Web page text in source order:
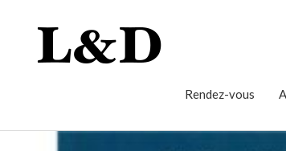
Rendez-vous